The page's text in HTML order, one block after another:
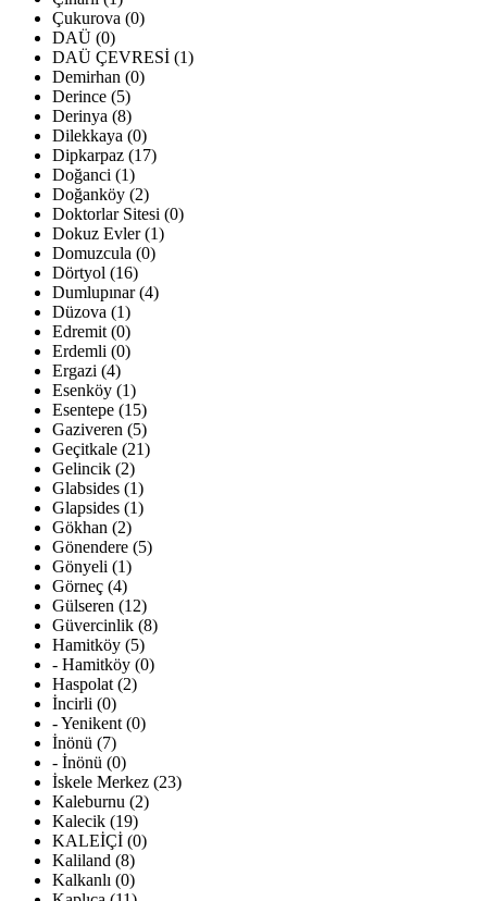
Çukurova (0)
DAÜ (0)
DAÜ ÇEVRESİ (1)
Demirhan (0)
Derince (5)
Derinya (8)
Dilekkaya (0)
Dipkarpaz (17)
Doğanci (1)
Doğanköy (2)
Doktorlar Sitesi (0)
Dokuz Evler (1)
Domuzcula (0)
Dörtyol (16)
Dumlupınar (4)
Düzova (1)
Edremit (0)
Erdemli (0)
Ergazi (4)
Esenköy (1)
Esentepe (15)
Gaziveren (5)
Geçitkale (21)
Gelincik (2)
Glabsides (1)
Glapsides (1)
Gökhan (2)
Gönendere (5)
Gönyeli (1)
Görneç (4)
Gülseren (12)
Güvercinlik (8)
Hamitköy (5)
- Hamitköy (0)
Haspolat (2)
İncirli (0)
- Yenikent (0)
İnönü (7)
- İnönü (0)
İskele Merkez (23)
Kaleburnu (2)
Kalecik (19)
KALEİÇİ (0)
Kaliland (8)
Kalkanlı (0)